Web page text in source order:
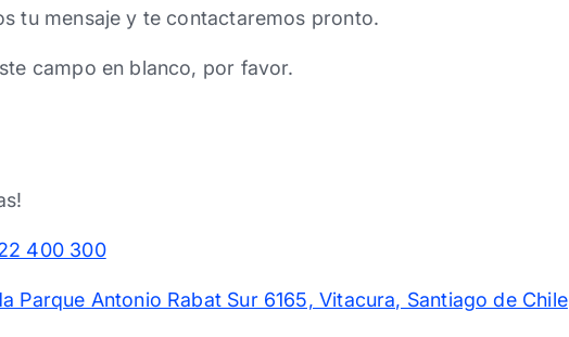
tu mensaje y te contactaremos pronto.
campo en blanco, por favor.
400 300
Parque Antonio Rabat Sur 6165, Vitacura, Santiago de Chile